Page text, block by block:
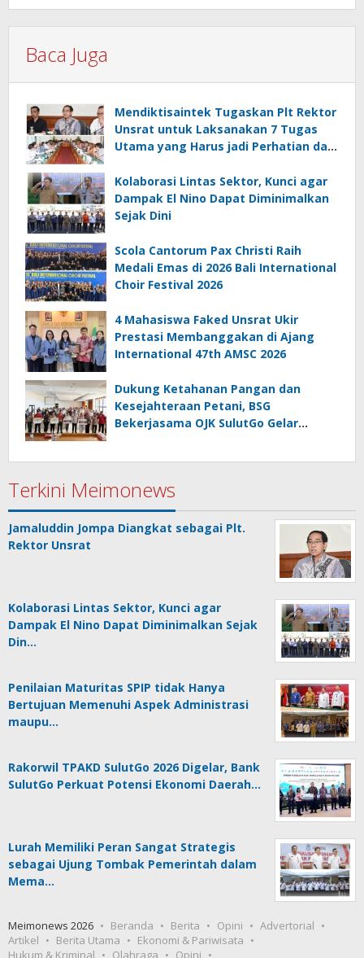
Baca Juga
Mendiktisaintek Tugaskan Plt Rektor
Unsrat untuk Laksanakan 7 Tugas
Utama yang Harus jadi Perhatian dan
Kolaborasi Lintas Sektor, Kunci agar
Dampak El Nino Dapat Diminimalkan
Sejak Dini
Scola Cantorum Pax Christi Raih
Medali Emas di 2026 Bali International
Choir Festival 2026
4 Mahasiswa Faked Unsrat Ukir
Prestasi Membanggakan di Ajang
International 47th AMSC 2026
Dukung Ketahanan Pangan dan
Kesejahteraan Petani, BSG
Bekerjasama OJK SulutGo Gelar
Terkini Meimonews
Jamaluddin Jompa Diangkat sebagai Plt.
Rektor Unsrat
Kolaborasi Lintas Sektor, Kunci agar
Dampak El Nino Dapat Diminimalkan Sejak
Din…
Penilaian Maturitas SPIP tidak Hanya
Bertujuan Memenuhi Aspek Administrasi
maupu…
Rakorwil TPAKD SulutGo 2026 Digelar, Bank
SulutGo Perkuat Potensi Ekonomi Daerah…
Lurah Memiliki Peran Sangat Strategis
sebagai Ujung Tombak Pemerintah dalam
Mema…
Meimonews 2026 Beranda Berita Opini
Advertorial
Artikel
Berita Utama
Ekonomi & Pariwisata
Hukum & Kriminal
Olahraga Opini